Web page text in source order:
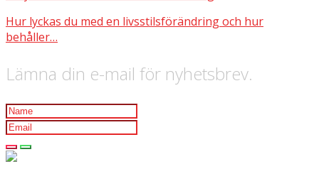
Hur lyckas du med en livsstilsförändring och hur
behåller…
Lämna din e-mail för nyhetsbrev.